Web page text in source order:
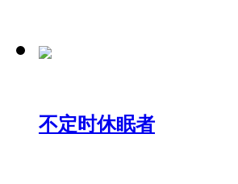
不定时休眠者